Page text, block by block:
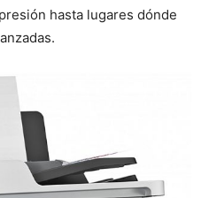
hasta lugares dónde